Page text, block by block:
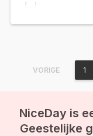
[…]
VORIGE 1
NiceDay is
Geestelijke